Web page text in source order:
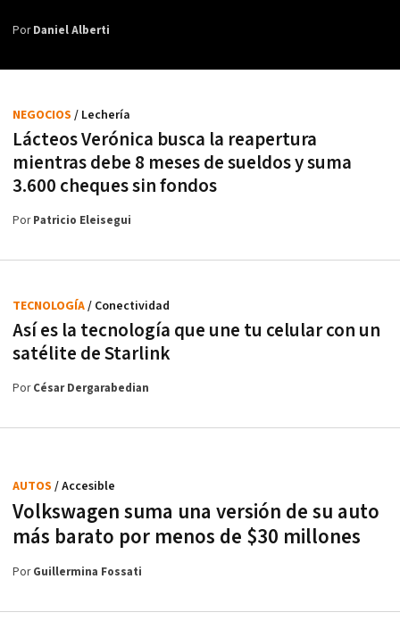
PorDaniel Alberti
Lácteos Verónica busca la reapertura
mientras debe 8 meses de sueldos y suma
3.600 cheques sin fondos
NEGOCIOS / Lechería
PorPatricio Eleisegui
Así es la tecnología que une tu celular con un
satélite de Starlink
TECNOLOGÍA/ Conectividad
PorCésar Dergarabedian
Volkswagen suma una versión de su auto
más barato por menos de $30 millones
AUTOS / Accesible
PorGuillermina Fossati